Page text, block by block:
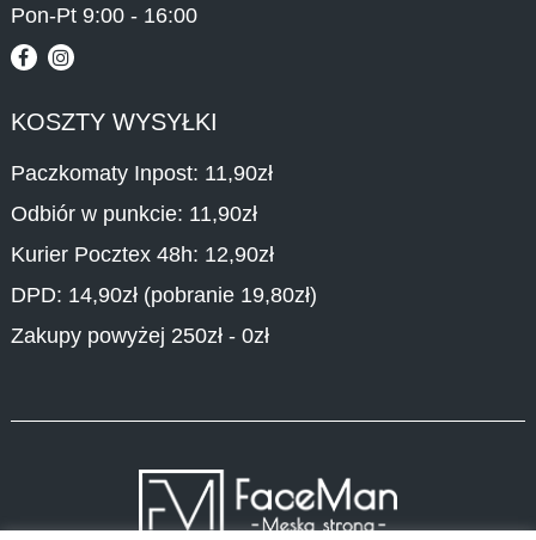
Pon-Pt 9:00 - 16:00
KOSZTY WYSYŁKI
Paczkomaty Inpost: 11,90zł
Odbiór w punkcie: 11,90zł
Kurier Pocztex 48h: 12,90zł
DPD: 14,90zł (pobranie 19,80zł)
Zakupy powyżej 250zł - 0zł